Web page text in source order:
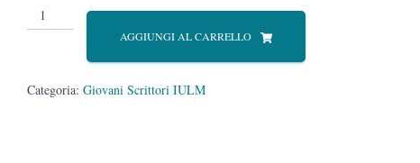
L'ultimo
degli
AGGIUNGI AL CARRELLO
Categoria: Giovani Scrittori IULM